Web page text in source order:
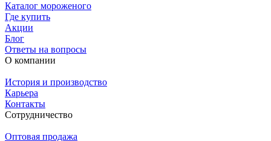
Каталог мороженого
Где купить
Акции
Блог
Ответы на вопросы
О компании
История и производство
Карьера
Контакты
Сотрудничество
Оптовая продажа